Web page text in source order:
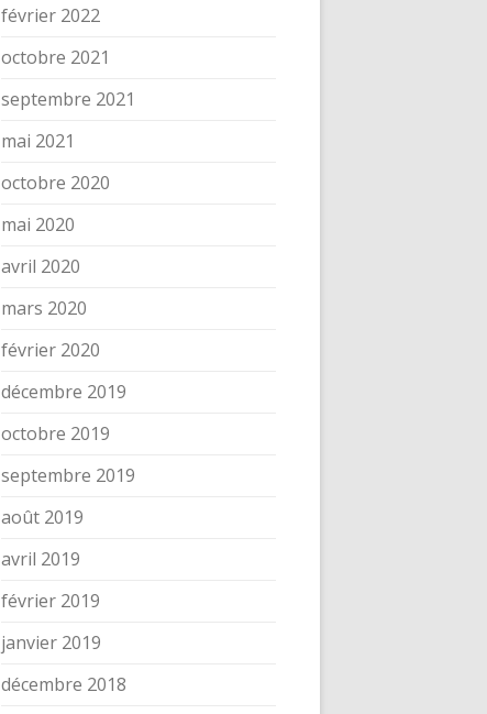
février 2022
octobre 2021
septembre 2021
mai 2021
octobre 2020
mai 2020
avril 2020
mars 2020
février 2020
décembre 2019
octobre 2019
septembre 2019
août 2019
avril 2019
février 2019
janvier 2019
décembre 2018